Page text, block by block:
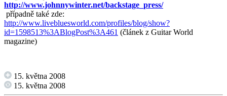
http://www.johnnywinter.net/backstage_press/
případně také zde:
http://www.livebluesworld.com/profiles/blog/show?
id=1598513%3ABlogPost%3A461 (článek z Guitar World
magazine)
15. května 2008
15. května 2008